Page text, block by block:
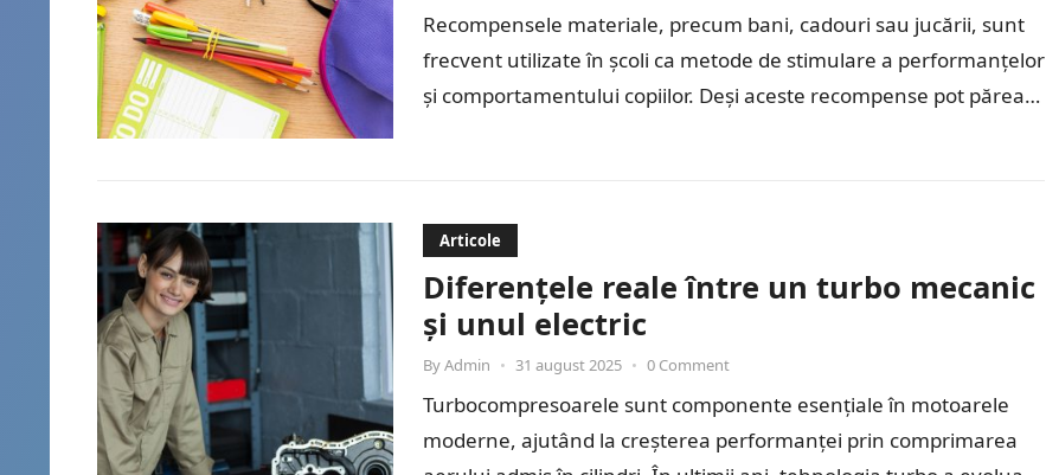
Recompensele materiale, precum bani, cadouri sau jucării, sunt
frecvent utilizate în școli ca metode de stimulare a performanțelor
și comportamentului copiilor. Deși aceste recompense pot părea
Articole
Diferențele reale între un turbo mecanic
și unul electric
ByAdmin • 31 august 2025 • 0 Comment
Turbocompresoarele sunt componente esențiale în motoarele
moderne, ajutând la creșterea performanței prin comprimarea